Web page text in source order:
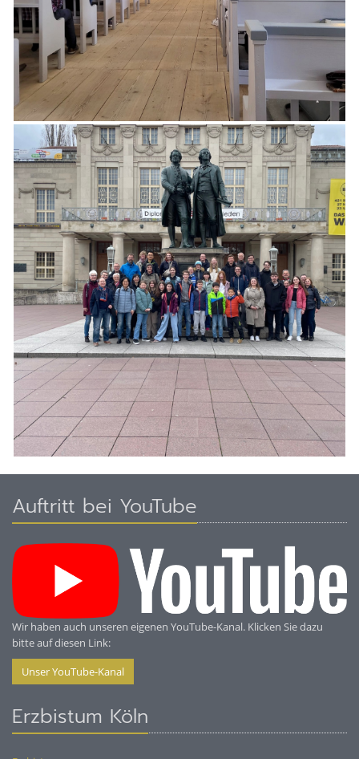
Auftritt bei YouTube
Wir haben auch unseren eigenen YouTube-Kanal. Klicken Sie dazu
bitte auf diesen Link:
Unser YouTube-Kanal
Erzbistum Köln